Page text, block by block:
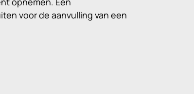
voor de aanvulling van een